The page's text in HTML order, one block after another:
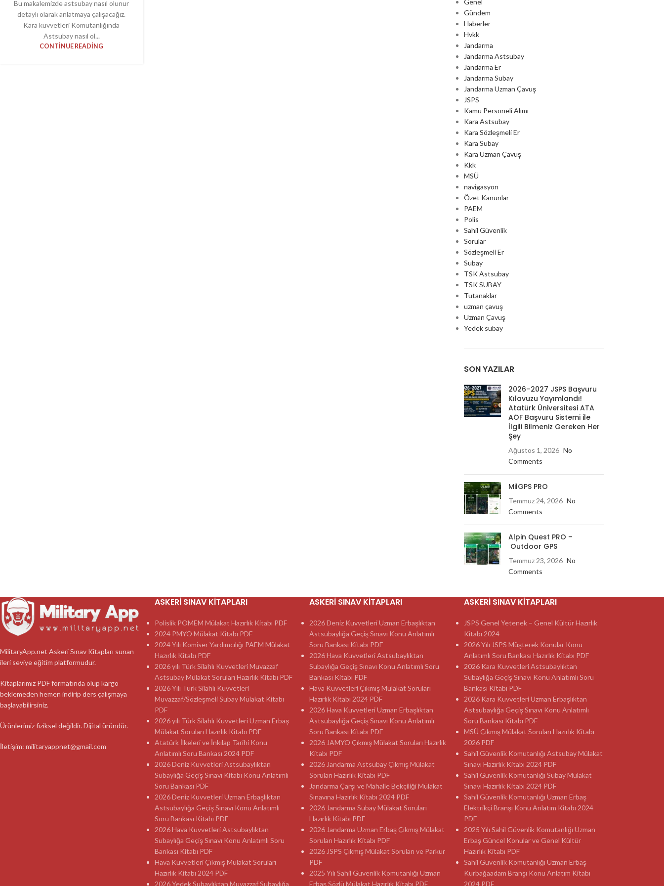
Bu makalemizde astsubay nasıl olunur
detaylı olarak anlatmaya çalışacağız.
Kara kuvvetleri Komutanlığında
Astsubay nasıl ol...
CONTINUE READING
Genel
Gündem
Haberler
Hvkk
Jandarma
Jandarma Astsubay
Jandarma Er
Jandarma Subay
Jandarma Uzman Çavuş
JSPS
Kamu Personeli Alımı
Kara Astsubay
Kara Sözleşmeli Er
Kara Subay
Kara Uzman Çavuş
Kkk
MSÜ
navigasyon
Özet Kanunlar
PAEM
Polis
Sahil Güvenlik
Sorular
Sözleşmeli Er
Subay
TSK Astsubay
TSK SUBAY
Tutanaklar
uzman çavuş
Uzman Çavuş
Yedek subay
SON YAZILAR
2026–2027 JSPS Başvuru
Kılavuzu Yayımlandı!
Atatürk Üniversitesi ATA
AÖF Başvuru Sistemi ile
İlgili Bilmeniz Gereken Her
Şey
Ağustos 1, 2026 No
Comments
MilGPS PRO
Temmuz 24, 2026 No
Comments
Alpin Quest PRO –
Outdoor GPS
Temmuz 23, 2026 No
Comments
MilitaryApp.net Askeri Sınav Kitapları sunan
ileri seviye eğitim platformudur.
Kitaplarımız PDF formatında olup kargo
beklemeden hemen indirip ders çalışmaya
başlayabilirsiniz.
Ürünlerimiz fiziksel değildir. Dijital üründür.
İletişim: militaryappnet@gmail.com
ASKERI SINAV KITAPLARI
Polislik POMEM Mülakat Hazırlık Kitabı PDF
2024 PMYO Mülakat Kitabı PDF
2024 Yılı Komiser Yardımcılığı PAEM Mülakat
Hazırlık Kitabı PDF
2026 yılı Türk Silahlı Kuvvetleri Muvazzaf
Astsubay Mülakat Soruları Hazırlık Kitabı PDF
2026 Yılı Türk Silahlı Kuvvetleri
Muvazzaf/Sözleşmeli Subay Mülakat Kitabı
PDF
2026 yılı Türk Silahlı Kuvvetleri Uzman Erbaş
Mülakat Soruları Hazırlık Kitabı PDF
Atatürk İlkeleri ve İnkılap Tarihi Konu
Anlatımlı Soru Bankası 2024 PDF
2026 Deniz Kuvvetleri Astsubaylıktan
Subaylığa Geçiş Sınavı Kitabı Konu Anlatımlı
Soru Bankası PDF
2026 Deniz Kuvvetleri Uzman Erbaşlıktan
Astsubaylığa Geçiş Sınavı Konu Anlatımlı
Soru Bankası Kitabı PDF
2026 Hava Kuvvetleri Astsubaylıktan
Subaylığa Geçiş Sınavı Konu Anlatımlı Soru
Bankası Kitabı PDF
Hava Kuvvetleri Çıkmış Mülakat Soruları
Hazırlık Kitabı 2024 PDF
2026 Yedek Subaylıktan Muvazzaf Subaylığa
ASKERI SINAV KITAPLARI
2026 Deniz Kuvvetleri Uzman Erbaşlıktan
Astsubaylığa Geçiş Sınavı Konu Anlatımlı
Soru Bankası Kitabı PDF
2026 Hava Kuvvetleri Astsubaylıktan
Subaylığa Geçiş Sınavı Konu Anlatımlı Soru
Bankası Kitabı PDF
Hava Kuvvetleri Çıkmış Mülakat Soruları
Hazırlık Kitabı 2024 PDF
2026 Hava Kuvvetleri Uzman Erbaşlıktan
Astsubaylığa Geçiş Sınavı Konu Anlatımlı
Soru Bankası Kitabı PDF
2026 JAMYO Çıkmış Mülakat Soruları Hazırlık
Kitabı PDF
2026 Jandarma Astsubay Çıkmış Mülakat
Soruları Hazırlık Kitabı PDF
Jandarma Çarşı ve Mahalle Bekçiliği Mülakat
Sınavına Hazırlık Kitabı 2024 PDF
2026 Jandarma Subay Mülakat Soruları
Hazırlık Kitabı PDF
2026 Jandarma Uzman Erbaş Çıkmış Mülakat
Soruları Hazırlık Kitabı PDF
2026 JSPS Çıkmış Mülakat Soruları ve Parkur
PDF
2025 Yılı Sahil Güvenlik Komutanlığı Uzman
Erbaş Sözlü Mülakat Hazırlık Kitabı PDF
ASKERI SINAV KITAPLARI
JSPS Genel Yetenek – Genel Kültür Hazırlık
Kitabı 2024
2026 Yılı JSPS Müşterek Konular Konu
Anlatımlı Soru Bankası Hazırlık Kitabı PDF
2026 Kara Kuvvetleri Astsubaylıktan
Subaylığa Geçiş Sınavı Konu Anlatımlı Soru
Bankası Kitabı PDF
2026 Kara Kuvvetleri Uzman Erbaşlıktan
Astsubaylığa Geçiş Sınavı Konu Anlatımlı
Soru Bankası Kitabı PDF
MSÜ Çıkmış Mülakat Soruları Hazırlık Kitabı
2026 PDF
Sahil Güvenlik Komutanlığı Astsubay Mülakat
Sınavı Hazırlık Kitabı 2024 PDF
Sahil Güvenlik Komutanlığı Subay Mülakat
Sınavı Hazırlık Kitabı 2024 PDF
Sahil Güvenlik Komutanlığı Uzman Erbaş
Elektrikçi Branşı Konu Anlatım Kitabı 2024
PDF
2025 Yılı Sahil Güvenlik Komutanlığı Uzman
Erbaş Güncel Konular ve Genel Kültür
Hazırlık Kitabı PDF
Sahil Güvenlik Komutanlığı Uzman Erbaş
Kurbağaadam Branşı Konu Anlatım Kitabı
2024 PDF